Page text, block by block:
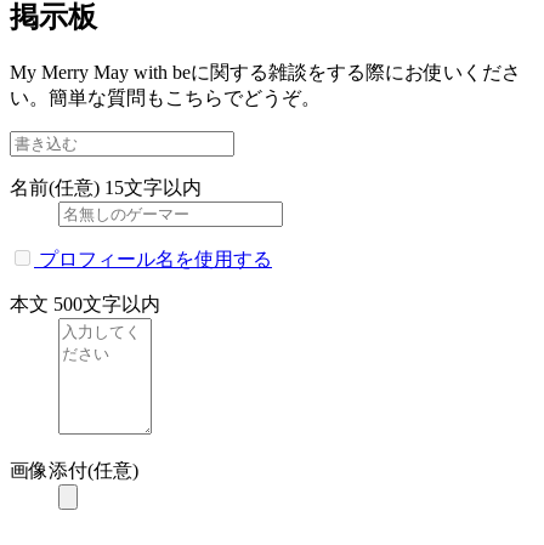
掲示板
My Merry May with beに関する雑談をする際にお使いくださ
い。簡単な質問もこちらでどうぞ。
名前(任意) 15文字以内
プロフィール名を使用する
本文 500文字以内
画像添付(任意)